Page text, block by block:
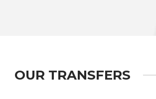
OUR TRANSFERS